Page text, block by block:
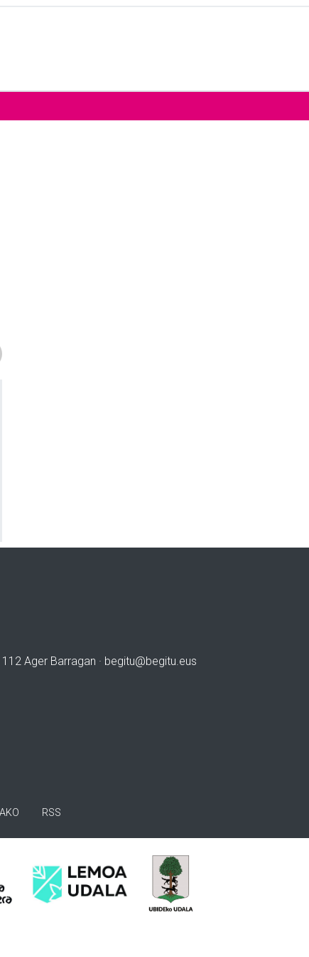
Ager Barragan · begitu@begitu.eus
RSS